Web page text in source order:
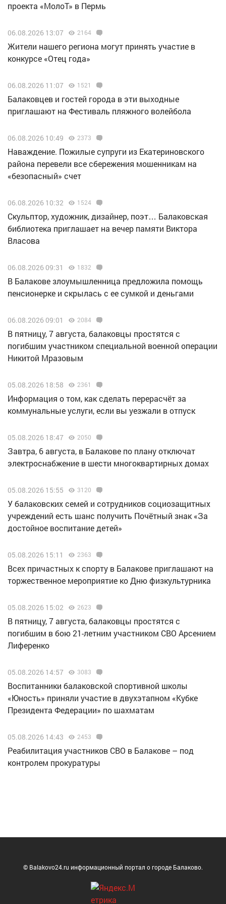
проекта «МолоТ» в Пермь
06.08.2026 13:07 2164
Жители нашего региона могут принять участие в
конкурсе «Отец года»
06.08.2026 11:07 1521
Балаковцев и гостей города в эти выходные
приглашают на Фестиваль пляжного волейбола
06.08.2026 10:49 2373
Наваждение. Пожилые супруги из Екатериновского
района перевели все сбережения мошенникам на
«безопасный» счет
06.08.2026 10:32 1524
Скульптор, художник, дизайнер, поэт… Балаковская
библиотека приглашает на вечер памяти Виктора
Власова
06.08.2026 09:31 1832
В Балакове злоумышленница предложила помощь
пенсионерке и скрылась с ее сумкой и деньгами
06.08.2026 09:01 2084
В пятницу, 7 августа, балаковцы простятся с
погибшим участником специальной военной операции
Никитой Мразовым
05.08.2026 18:58 2361
Информация о том, как сделать перерасчёт за
коммунальные услуги, если вы уезжали в отпуск
05.08.2026 18:47 2050
Завтра, 6 августа, в Балакове по плану отключат
электроснабжение в шести многоквартирных домах
05.08.2026 15:55 3120
У балаковских семей и сотрудников социозащитных
учреждений есть шанс получить Почётный знак «За
достойное воспитание детей»
05.08.2026 15:11 2363
Всех причастных к спорту в Балакове приглашают на
торжественное мероприятие ко Дню физкультурника
05.08.2026 15:02 2623
В пятницу, 7 августа, балаковцы простятся с
погибшим в бою 21-летним участником СВО Арсением
Лиференко
05.08.2026 14:57 3083
Воспитанники балаковской спортивной школы
«Юность» приняли участие в двухэтапном «Кубке
Президента Федерации» по шахматам
05.08.2026 14:43 2453
Реабилитация участников СВО в Балакове – под
контролем прокуратуры
© Balakovo24.ru информационный портал о городе Балаково.